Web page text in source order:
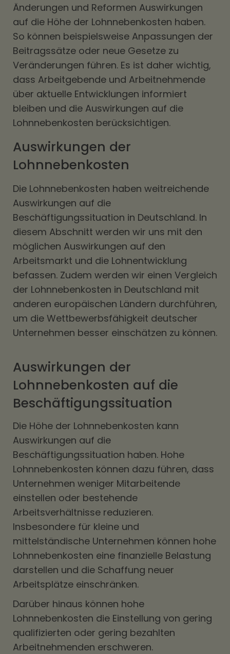
Änderungen und Reformen Auswirkungen
auf die Höhe der Lohnnebenkosten haben.
So können beispielsweise Anpassungen der
Beitragssätze oder neue Gesetze zu
Veränderungen führen. Es ist daher wichtig,
dass Arbeitgebende und Arbeitnehmende
über aktuelle Entwicklungen informiert
bleiben und die Auswirkungen auf die
Lohnnebenkosten berücksichtigen.
Auswirkungen der
Lohnnebenkosten
Die Lohnnebenkosten haben weitreichende
Auswirkungen auf die
Beschäftigungssituation in Deutschland. In
diesem Abschnitt werden wir uns mit den
möglichen Auswirkungen auf den
Arbeitsmarkt und die Lohnentwicklung
befassen. Zudem werden wir einen Vergleich
der Lohnnebenkosten in Deutschland mit
anderen europäischen Ländern durchführen,
um die Wettbewerbsfähigkeit deutscher
Unternehmen besser einschätzen zu können.
Auswirkungen der
Lohnnebenkosten auf die
Beschäftigungssituation
Die Höhe der Lohnnebenkosten kann
Auswirkungen auf die
Beschäftigungssituation haben. Hohe
Lohnnebenkosten können dazu führen, dass
Unternehmen weniger Mitarbeitende
einstellen oder bestehende
Arbeitsverhältnisse reduzieren.
Insbesondere für kleine und
mittelständische Unternehmen können hohe
Lohnnebenkosten eine finanzielle Belastung
darstellen und die Schaffung neuer
Arbeitsplätze einschränken.
Darüber hinaus können hohe
Lohnnebenkosten die Einstellung von gering
qualifizierten oder gering bezahlten
Arbeitnehmenden erschweren.